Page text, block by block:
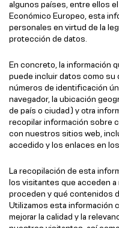
algunos países, entre ellos
Económico Europeo, esta
personales en virtud de la
protección de datos.
En concreto, la información
puede incluir datos como su
números de identificación
navegador, la ubicación
de país o ciudad) y otra
recopilar información sobre
con nuestros sitios web,
accedido y los enlaces en
La recopilación de esta
los visitantes que acceden
proceden y qué contenidos
Utilizamos esta información
mejorar la calidad y la